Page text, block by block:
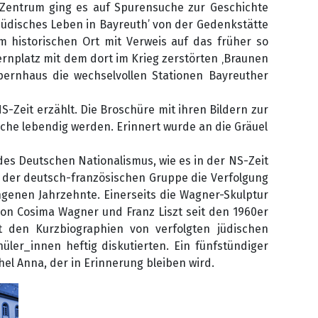
ging es auf Spurensuche zur Geschichte
Leben in Bayreuth’ von der Gedenkstätte
historischen Ort mit Verweis auf das früher so
mit dem dort im Krieg zerstörten ‚Braunen
die wechselvollen Stationen Bayreuther
Zeit erzählt. Die Broschüre mit ihren Bildern zur
lebendig werden. Erinnert wurde an die Gräuel
Deutschen Nationalismus, wie es in der NS-Zeit
deutsch-französischen Gruppe die Verfolgung
Jahrzehnte. Einerseits die Wagner-Skulptur
Cosima Wagner und Franz Liszt seit den 1960er
den Kurzbiographien von verfolgten jüdischen
heftig diskutierten. Ein fünfstündiger
Anna, der in Erinnerung bleiben wird.